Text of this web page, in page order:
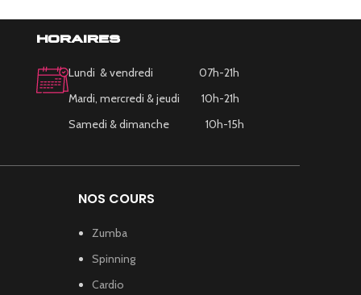
horaires
Lundi & vendredi 07h-21h
Mardi, mercredi & jeudi 10h-21h
Samedi & dimanche 10h-15h
NOS COURS
Zumba
Spinning
Cardio